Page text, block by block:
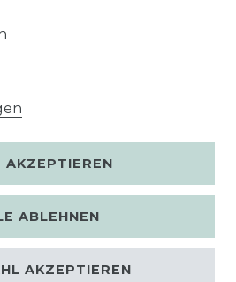
AKZEPTIEREN
ABLEHNEN
AKZEPTIEREN